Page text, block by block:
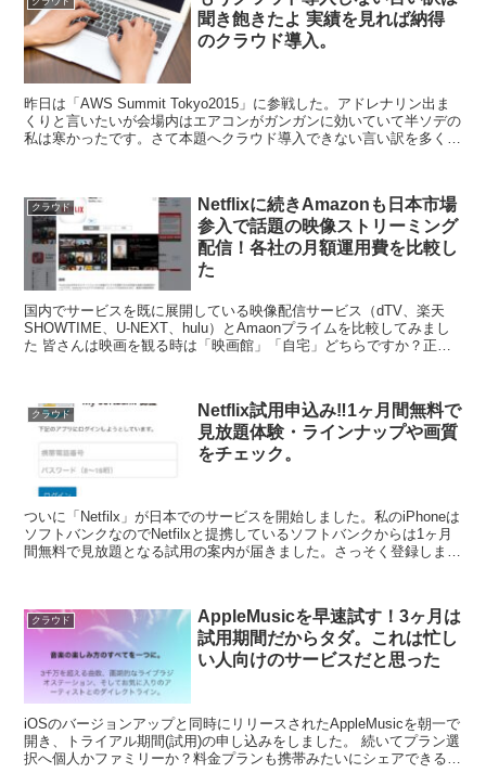
聞き飽きたよ 実績を見れば納得
のクラウド導入。
昨日は「AWS Summit Tokyo2015」に参戦した。アドレナリン出ま
くりと言いたいが会場内はエアコンがガンガンに効いていて半ソデの
私は寒かったです。さて本題へクラウド導入できない言い訳を多く聞
クラウド
Netflixに続きAmazonも日本市場
参入で話題の映像ストリーミング
配信！各社の月額運用費を比較し
た
国内でサービスを既に展開している映像配信サービス（dTV、楽天
SHOWTIME、U-NEXT、hulu）とAmaonプライムを比較してみまし
た 皆さんは映画を観る時は「映画館」「自宅」どちらですか？正確
クラウド
Netflix試用申込み‼︎1ヶ月間無料で
見放題体験・ラインナップや画質
をチェック。
ついに「Netfilx」が日本でのサービスを開始しました。私のiPhoneは
ソフトバンクなのでNetfilxと提携しているソフトバンクからは1ヶ月
間無料で見放題となる試用の案内が届きました。さっそく登録しま
クラウド
AppleMusicを早速試す！3ヶ月は
試用期間だからタダ。これは忙し
い人向けのサービスだと思った
iOSのバージョンアップと同時にリリースされたAppleMusicを朝一で
開き、トライアル期間(試用)の申し込みをしました。 続いてプラン選
択へ個人かファミリーか？料金プランも携帯みたいにシェアできるん